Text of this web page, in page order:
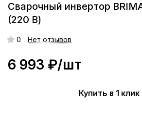
Сварочный инвертор
(220 В)
0 Нет отзывов
6 993 ₽/шт
Купить в 1 клик